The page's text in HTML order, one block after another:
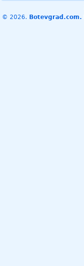
© 2026. Botevgrad.com.